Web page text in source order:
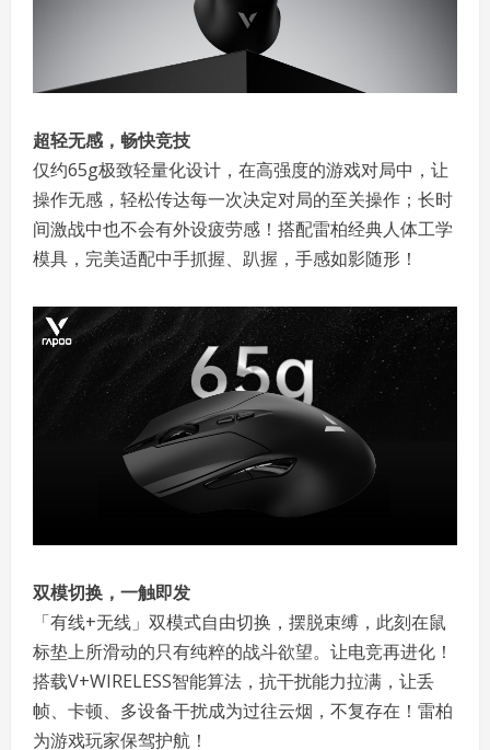
超轻无感，畅快竞技
仅约65g极致轻量化设计，在高强度的游戏对局中，让
操作无感，轻松传达每一次决定对局的至关操作；长时
间激战中也不会有外设疲劳感！搭配雷柏经典人体工学
模具，完美适配中手抓握、趴握，手感如影随形！
双模切换，一触即发
「有线+无线」双模式自由切换，摆脱束缚，此刻在鼠
标垫上所滑动的只有纯粹的战斗欲望。让电竞再进化！
搭载V+WIRELESS智能算法，抗干扰能力拉满，让丢
帧、卡顿、多设备干扰成为过往云烟，不复存在！雷柏
为游戏玩家保驾护航！